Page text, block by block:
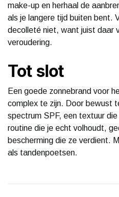
make-up en herhaal de
als je langere tijd buiten bent.
decolleté niet, want juist daar
veroudering.
Tot slot
Een goede zonnebrand voor
complex te zijn. Door bewust
spectrum SPF, een textuur
routine die je echt volhoudt,
bescherming die ze verdient.
als tandenpoetsen.